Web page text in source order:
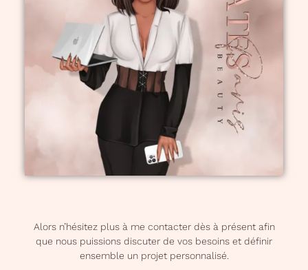
Alors n’hésitez plus à me contacter dès à présent afin
que nous puissions discuter de vos besoins et définir
ensemble un projet personnalisé.